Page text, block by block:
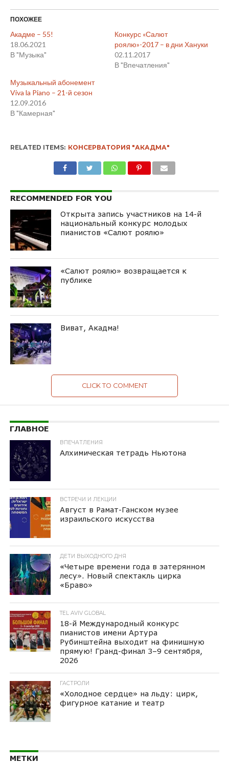
ПОХОЖЕЕ
Акадме – 55!
18.06.2021
В "Музыка"
Конкурс «Салют
роялю»-2017 – в дни Хануки
02.11.2017
В "Впечатления"
Музыкальный абонемент
Viva la Piano – 21-й сезон
12.09.2016
В "Камерная"
RELATED ITEMS: КОНСЕРВАТОРИЯ "АКАДМА"
RECOMMENDED FOR YOU
Открыта запись участников на 14-й
национальный конкурс молодых
пианистов «Салют роялю»
«Салют роялю» возвращается к
публике
Виват, Акадма!
CLICK TO COMMENT
ГЛАВНОЕ
ВПЕЧАТЛЕНИЯ
Алхимическая тетрадь Ньютона
ВСТРЕЧИ И ЛЕКЦИИ
Август в Рамат-Ганском музее
израильского искусства
ДЕТИ ВЫХОДНОГО ДНЯ
«Четыре времени года в затерянном
лесу». Новый спектакль цирка
«Браво»
TEL AVIV GLOBAL
18-й Международный конкурс
пианистов имени Артура
Рубинштейна выходит на финишную
прямую! Гранд-финал 3–9 сентября,
2026
ГАСТРОЛИ
«Холодное сердце» на льду: цирк,
фигурное катание и театр
МЕТКИ